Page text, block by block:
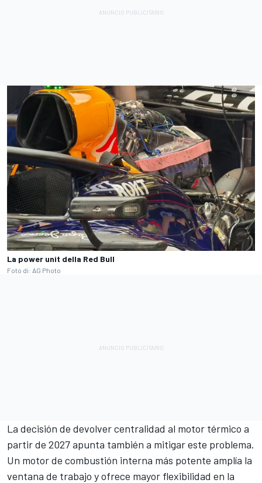
La power unit della Red Bull
Foto di: AG Photo
La decisión de devolver centralidad al motor térmico a
partir de 2027 apunta también a mitigar este problema.
Un motor de combustión interna más potente amplía la
ventana de trabajo y ofrece mayor flexibilidad en la